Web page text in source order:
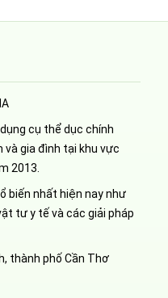
cụ thể dục chính
và gia đình tại khu vực
2013.
biến nhất hiện nay như
tư y tế và các giải pháp
thành phố Cần Thơ